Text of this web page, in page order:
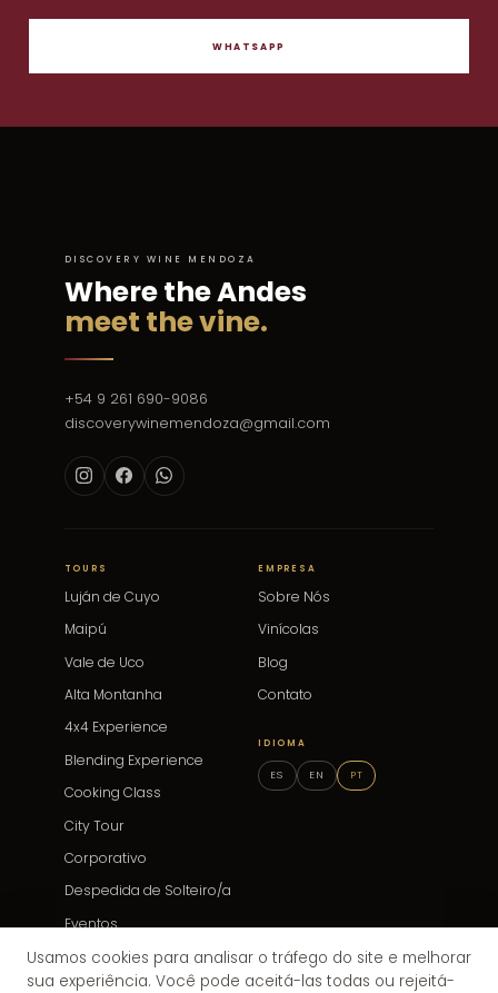
WHATSAPP
DISCOVERY WINE MENDOZA
Where the Andes
meet the vine.
+54 9 261 690-9086
discoverywinemendoza@gmail.com
TOURS
Luján de Cuyo
Maipú
Vale de Uco
Alta Montanha
4x4 Experience
Blending Experience
Cooking Class
City Tour
Corporativo
Despedida de Solteiro/a
Eventos
EMPRESA
Sobre Nós
Vinícolas
Blog
Contato
IDIOMA
ES EN PT
Usamos cookies para analisar o tráfego do site e melhorar
sua experiência. Você pode aceitá-las todas ou rejeitá-